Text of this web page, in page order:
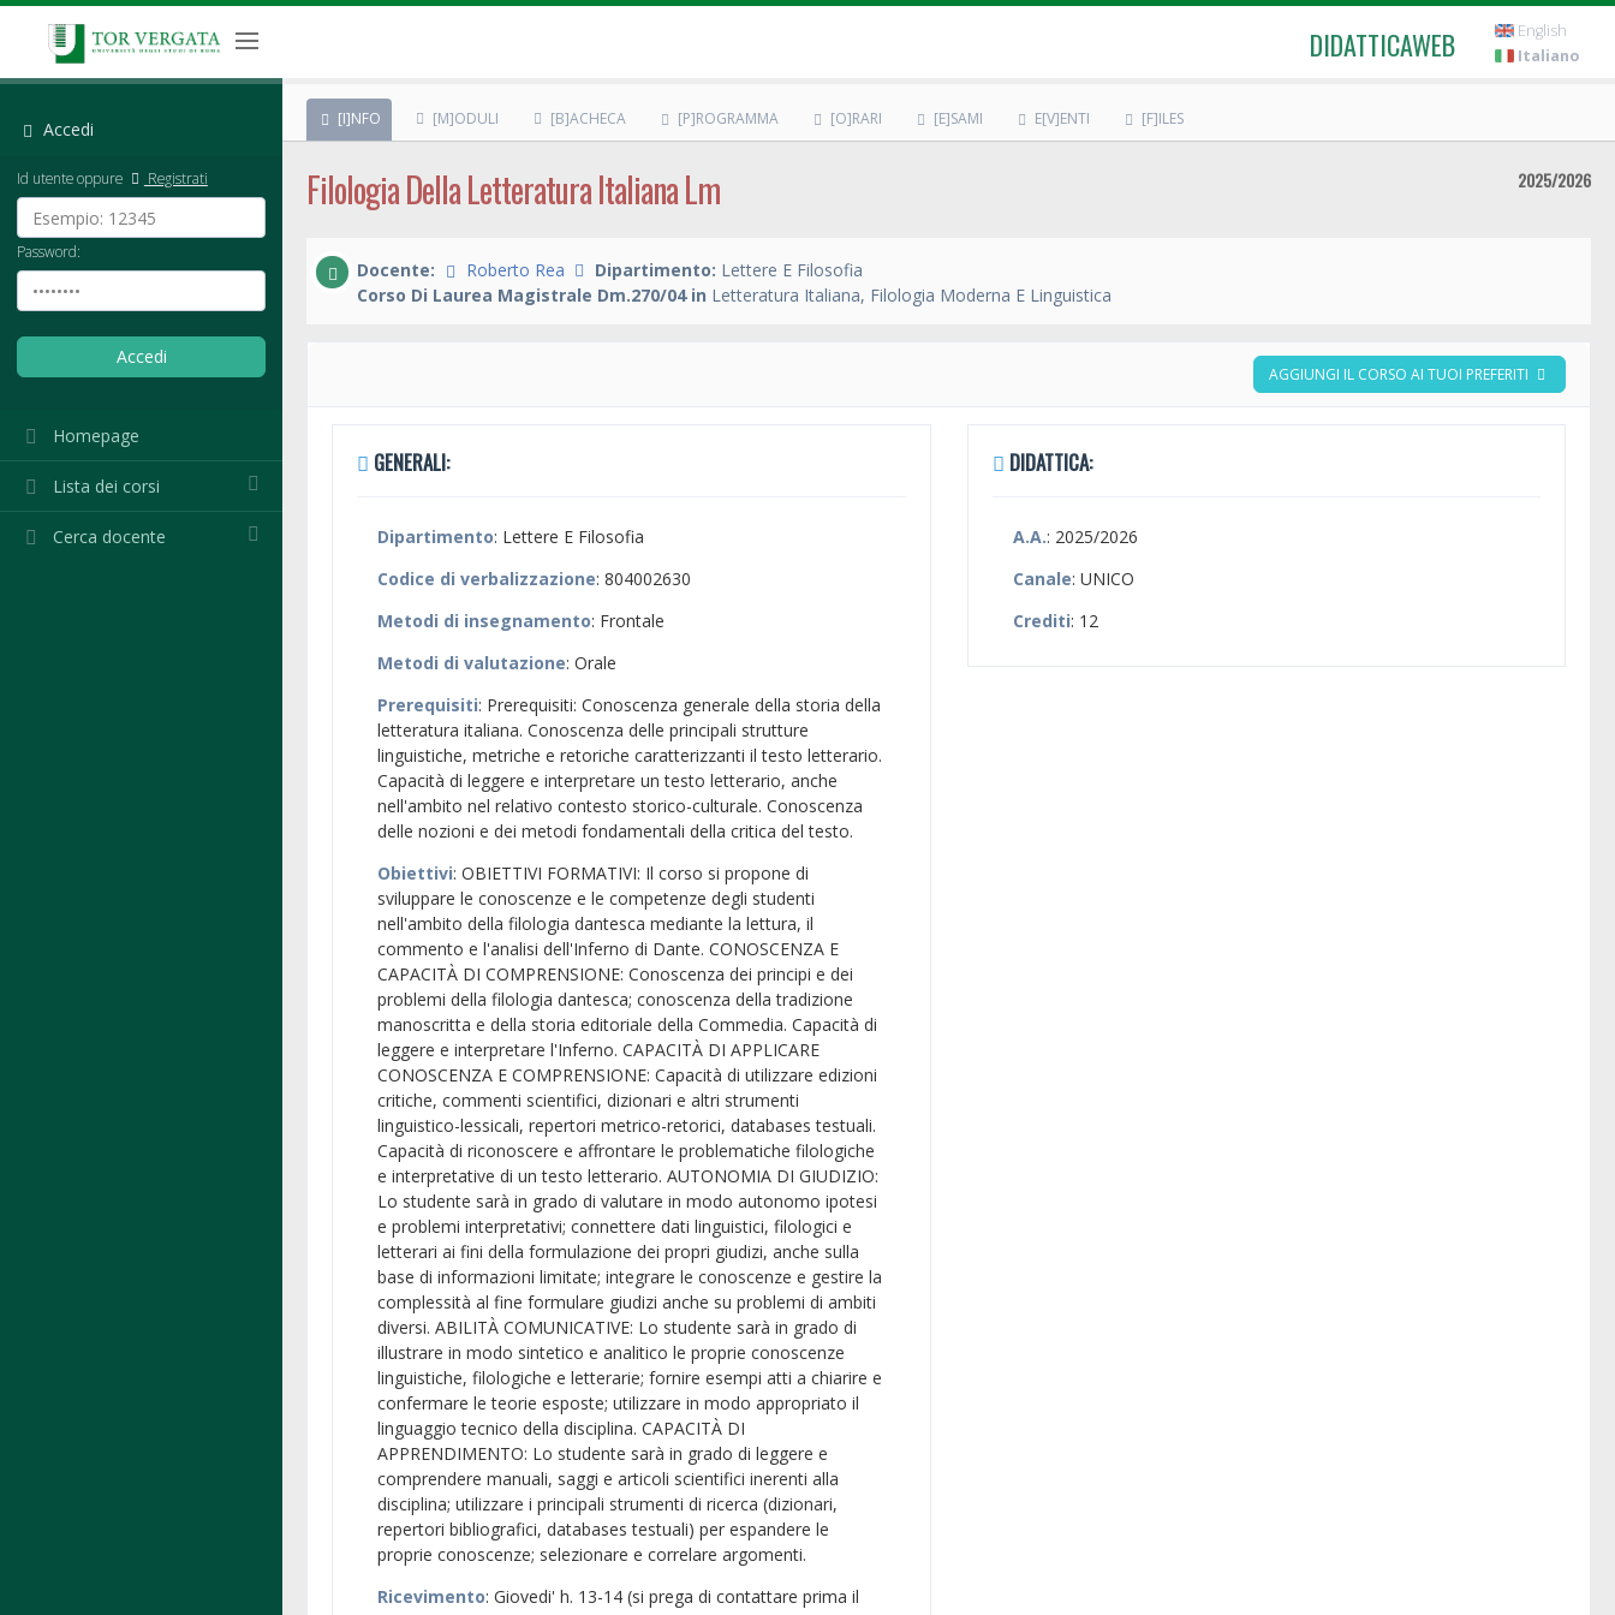
DIDATTICAWEB
English
Italiano
Accedi
Id utente oppure Registrati
Password:
Homepage
Lista dei corsi
Cerca docente
[I]NFO [M]ODULI [B]ACHECA [P]ROGRAMMA [O]RARI [E]SAMI E[V]ENTI [F]ILES
Filologia Della Letteratura Italiana Lm 2025/2026
Docente: Roberto Rea Dipartimento: Lettere E Filosofia
Corso Di Laurea Magistrale Dm.270/04 in Letteratura Italiana, Filologia Moderna E Linguistica
AGGIUNGI IL CORSO AI TUOI PREFERITI
GENERALI:
Dipartimento: Lettere E Filosofia
Codice di verbalizzazione: 804002630
Metodi di insegnamento: Frontale
Metodi di valutazione: Orale
Prerequisiti: Prerequisiti: Conoscenza generale della storia della
letteratura italiana. Conoscenza delle principali strutture
linguistiche, metriche e retoriche caratterizzanti il testo letterario.
Capacità di leggere e interpretare un testo letterario, anche
nell'ambito nel relativo contesto storico-culturale. Conoscenza
delle nozioni e dei metodi fondamentali della critica del testo.
Obiettivi: OBIETTIVI FORMATIVI: Il corso si propone di
sviluppare le conoscenze e le competenze degli studenti
nell'ambito della filologia dantesca mediante la lettura, il
commento e l'analisi dell'Inferno di Dante. CONOSCENZA E
CAPACITÀ DI COMPRENSIONE: Conoscenza dei principi e dei
problemi della filologia dantesca; conoscenza della tradizione
manoscritta e della storia editoriale della Commedia. Capacità di
leggere e interpretare l'Inferno. CAPACITÀ DI APPLICARE
CONOSCENZA E COMPRENSIONE: Capacità di utilizzare edizioni
critiche, commenti scientifici, dizionari e altri strumenti
linguistico-lessicali, repertori metrico-retorici, databases testuali.
Capacità di riconoscere e affrontare le problematiche filologiche
e interpretative di un testo letterario. AUTONOMIA DI GIUDIZIO:
Lo studente sarà in grado di valutare in modo autonomo ipotesi
e problemi interpretativi; connettere dati linguistici, filologici e
letterari ai fini della formulazione dei propri giudizi, anche sulla
base di informazioni limitate; integrare le conoscenze e gestire la
complessità al fine formulare giudizi anche su problemi di ambiti
diversi. ABILITÀ COMUNICATIVE: Lo studente sarà in grado di
illustrare in modo sintetico e analitico le proprie conoscenze
linguistiche, filologiche e letterarie; fornire esempi atti a chiarire e
confermare le teorie esposte; utilizzare in modo appropriato il
linguaggio tecnico della disciplina. CAPACITÀ DI
APPRENDIMENTO: Lo studente sarà in grado di leggere e
comprendere manuali, saggi e articoli scientifici inerenti alla
disciplina; utilizzare i principali strumenti di ricerca (dizionari,
repertori bibliografici, databases testuali) per espandere le
proprie conoscenze; selezionare e correlare argomenti.
Ricevimento: Giovedi' h. 13-14 (si prega di contattare prima il
DIDATTICA:
A.A.: 2025/2026
Canale: UNICO
Crediti: 12